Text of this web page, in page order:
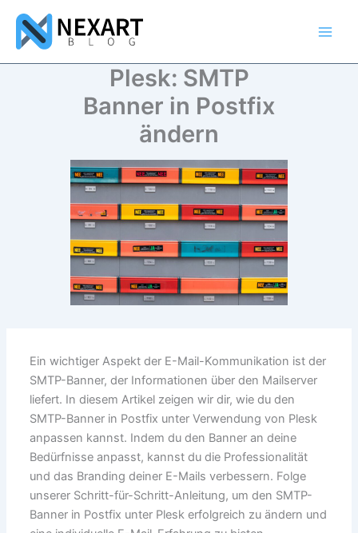
Inhalt
springen
Plesk: SMTP
Banner in Postfix
ändern
Ein wichtiger Aspekt der E-Mail-Kommunikation ist der
SMTP-Banner, der Informationen über den Mailserver
liefert. In diesem Artikel zeigen wir dir, wie du den
SMTP-Banner in Postfix unter Verwendung von Plesk
anpassen kannst. Indem du den Banner an deine
Bedürfnisse anpasst, kannst du die Professionalität
und das Branding deiner E-Mails verbessern. Folge
unserer Schritt-für-Schritt-Anleitung, um den SMTP-
Banner in Postfix unter Plesk erfolgreich zu ändern und